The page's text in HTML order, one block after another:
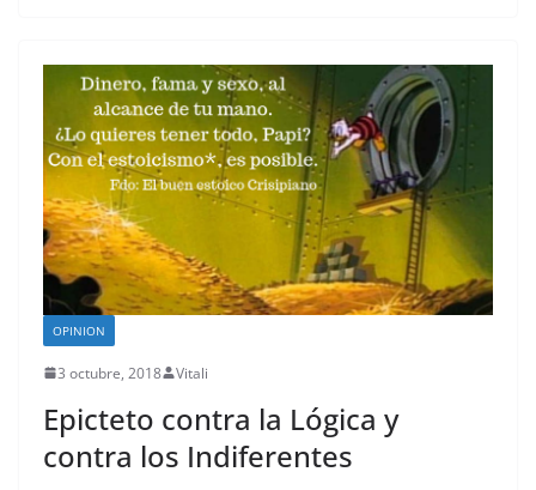
OPINION
3 octubre, 2018 Vitali
Epicteto contra la Lógica y
contra los Indiferentes